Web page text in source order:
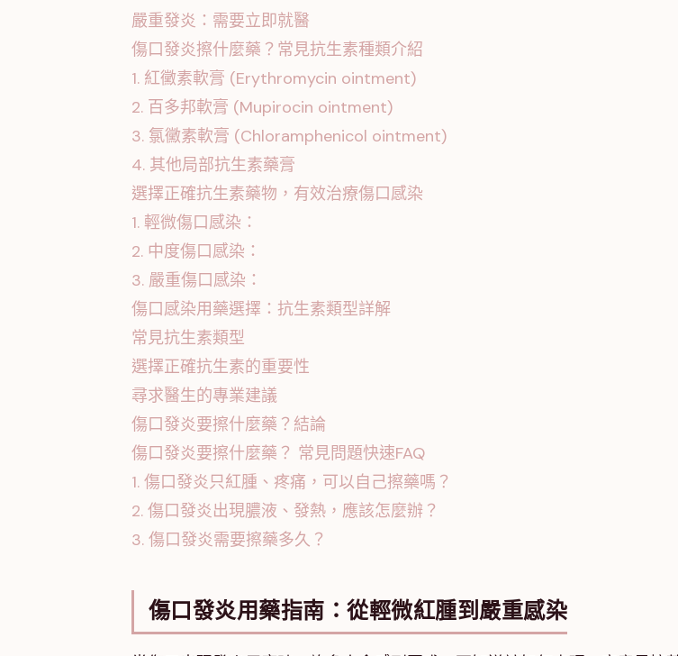
嚴重發炎：需要立即就醫
傷口發炎擦什麼藥？常見抗生素種類介紹
1. 紅黴素軟膏 (Erythromycin ointment)
2. 百多邦軟膏 (Mupirocin ointment)
3. 氯黴素軟膏 (Chloramphenicol ointment)
4. 其他局部抗生素藥膏
選擇正確抗生素藥物，有效治療傷口感染
1. 輕微傷口感染：
2. 中度傷口感染：
3. 嚴重傷口感染：
傷口感染用藥選擇：抗生素類型詳解
常見抗生素類型
選擇正確抗生素的重要性
尋求醫生的專業建議
傷口發炎要擦什麼藥？結論
傷口發炎要擦什麼藥？ 常見問題快速FAQ
1. 傷口發炎只紅腫、疼痛，可以自己擦藥嗎？
2. 傷口發炎出現膿液、發熱，應該怎麼辦？
3. 傷口發炎需要擦藥多久？
傷口發炎用藥指南：從輕微紅腫到嚴重感染